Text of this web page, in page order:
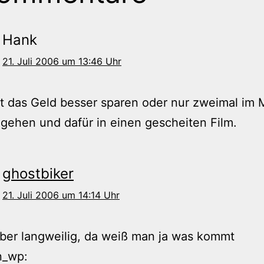
Hank
21. Juli 2006 um 13:46 Uhr
das Geld besser sparen oder nur zweimal im
und dafür in einen gescheiten Film.
ghostbiker
21. Juli 2006 um 14:14 Uhr
langweilig, da weiß man ja was kommt